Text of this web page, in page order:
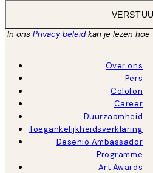
In ons Privacy beleidkan je lezen hoe
Over ons
Pers
Colofon
Career
Duurzaamheid
Toegankelijkheidsverklaring
Desenio Ambassador
Programme
Art Awards